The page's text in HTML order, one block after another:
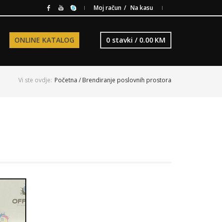
Moj račun Na kasu
ONLINE KATALOG 0 stavki / 0.00 KM
Vi ste ovdje: Početna / Brendiranje poslovnih prostora